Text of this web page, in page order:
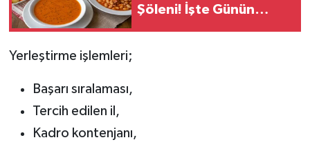
Şöleni! İşte Günün
Yerleştirme işlemleri;
Başarı sıralaması,
Tercih edilen il,
Kadro kontenjanı,